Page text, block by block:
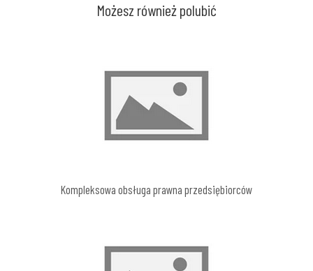
Możesz również polubić
Kompleksowa obsługa prawna przedsiębiorców